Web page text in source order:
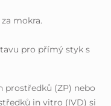
mokra.
pro přímý styk s
prostředků (ZP) nebo
in vitro (IVD) si